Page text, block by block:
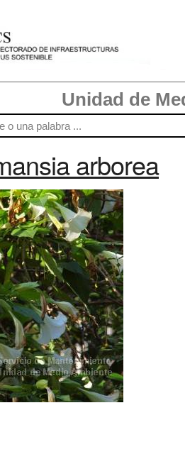
Unidad de
arborea